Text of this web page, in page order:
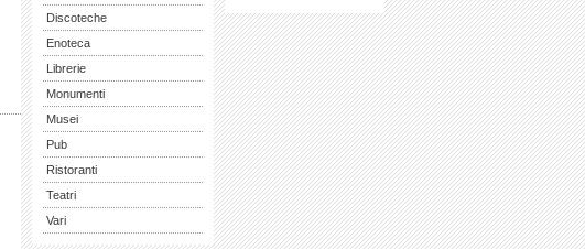
Discoteche
Enoteca
Librerie
Monumenti
Musei
Pub
Ristoranti
Teatri
Vari